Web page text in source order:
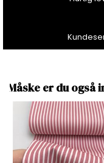
Måske er du også